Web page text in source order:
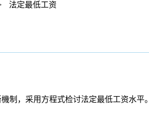
法定最低工资
制，采用方程式检讨法定最低工资水平。